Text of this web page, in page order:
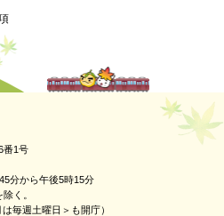
番1号
分から午後5時15分
く。
毎週土曜日＞も開庁）